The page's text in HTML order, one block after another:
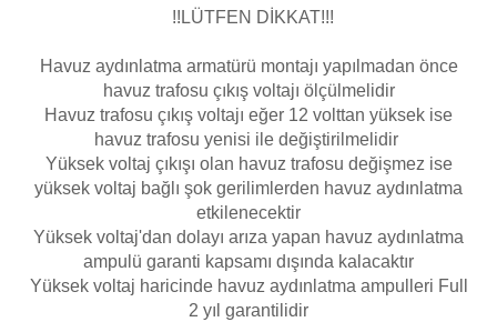
Havuz Güvenlik
Havuz
Kapağı
Havuz
!!LÜTFEN DİKKAT!!!
Havuz aydınlatma armatürü montajı yapılmadan önce
havuz trafosu çıkış voltajı ölçülmelidir
Havuz trafosu çıkış voltajı eğer 12 volttan yüksek ise
havuz trafosu yenisi ile değiştirilmelidir
Yüksek voltaj çıkışı olan havuz trafosu değişmez ise
yüksek voltaj bağlı şok gerilimlerden havuz aydınlatma
etkilenecektir
Yüksek voltaj'dan dolayı arıza yapan havuz aydınlatma
ampulü garanti kapsamı dışında kalacaktır
Yüksek voltaj haricinde havuz aydınlatma ampulleri Full
2 yıl garantilidir